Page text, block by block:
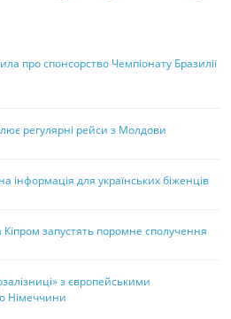
про спонсорство Чемпіонату Бразилії
регулярні рейси з Молдови
інформація для українських біженців
Кіпром запустять поромне сполучення
з європейськими
Німеччини